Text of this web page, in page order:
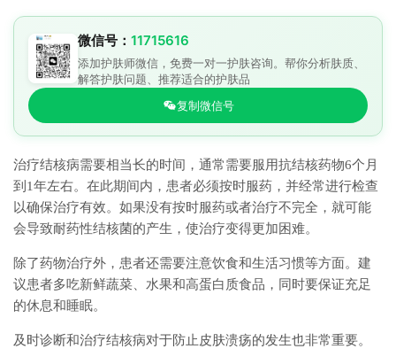
微信号： 11715616
添加护肤师微信，免费一对一护肤咨询。帮你分析肤质、
解答护肤问题、推荐适合的护肤品
复制微信号
治疗结核病需要相当长的时间，通常需要服用抗结核药物6个月
到1年左右。在此期间内，患者必须按时服药，并经常进行检查
以确保治疗有效。如果没有按时服药或者治疗不完全，就可能
会导致耐药性结核菌的产生，使治疗变得更加困难。
除了药物治疗外，患者还需要注意饮食和生活习惯等方面。建
议患者多吃新鲜蔬菜、水果和高蛋白质食品，同时要保证充足
的休息和睡眠。
及时诊断和治疗结核病对于防止皮肤溃疡的发生也非常重要。